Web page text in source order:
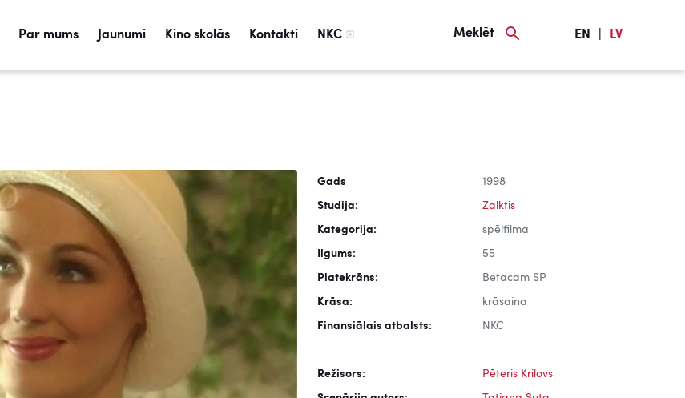
Par mums Jaunumi Kino skolās Kontakti NKC Meklēt EN LV
Gads 1998
Studija: Zalktis
Kategorija: spēlfilma
Ilgums: 55
Platekrāns: Betacam SP
Krāsa: krāsaina
Finansiālais atbalsts: NKC
Režisors: Pēteris Krilovs